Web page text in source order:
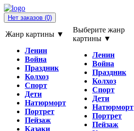
Нет заказов (0)
Жанр картины ▼
Ленин
Война
Праздник
Колхоз
Спорт
Дети
Натюрморт
Портрет
Пейзаж
Казаки
Выберите жанр
картины ▼
Ленин
Война
Праздник
Колхоз
Спорт
Дети
Натюрморт
Портрет
Пейзаж